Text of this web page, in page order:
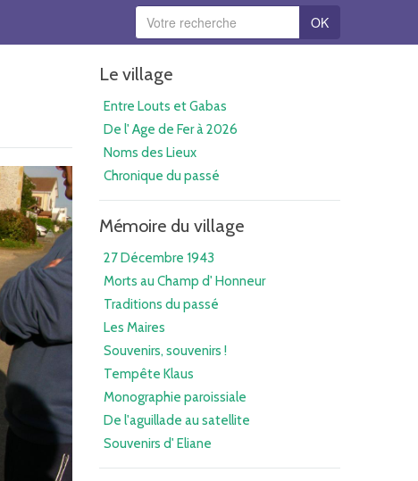
OK
Le village
Entre Louts et Gabas
De l' Age de Fer à 2026
Noms des Lieux
Chronique du passé
Mémoire du village
27 Décembre 1943
Morts au Champ d' Honneur
Traditions du passé
Les Maires
Souvenirs, souvenirs !
Tempête Klaus
Monographie paroissiale
De l'aguillade au satellite
Souvenirs d' Eliane